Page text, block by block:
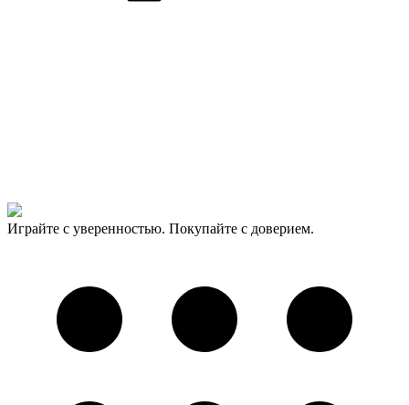
Играйте с уверенностью. Покупайте с доверием.